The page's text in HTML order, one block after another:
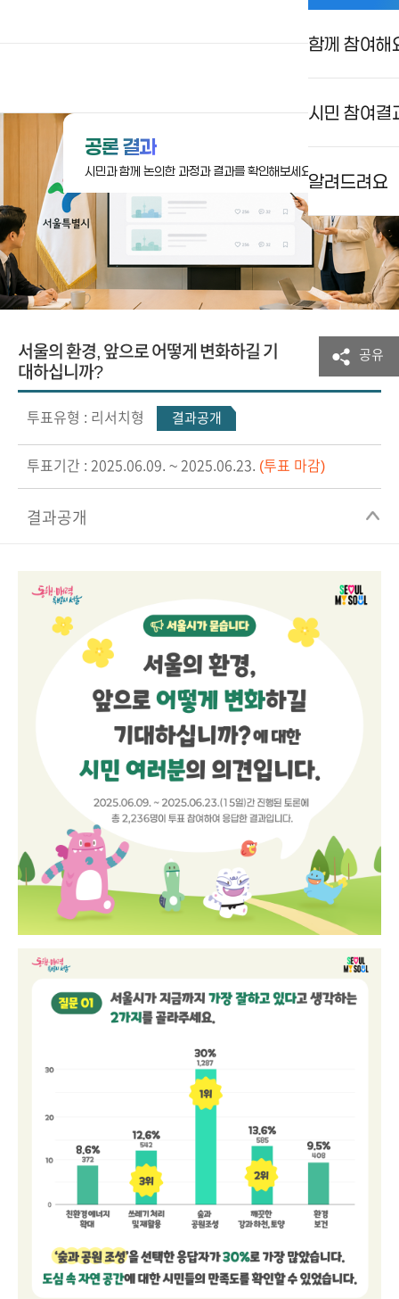
로그인
함께 참여해
시민 참여결
알려드려요
공론 결과
시민과 함께 논의한 과정과 결과를 확인해보세요.
서울의 환경, 앞으로 어떻게 변화하길 기
대하십니까?
공유
투표유형 : 리서치형 결과공개
투표기간 : 2025.06.09. ~ 2025.06.23. (투표 마감)
결과공개